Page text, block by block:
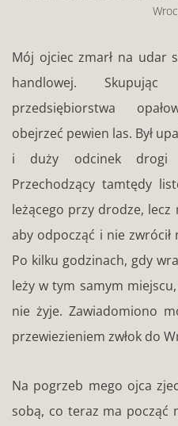
Mój ojciec zmarł na udar
handlowej.
przedsiębiorstwa
obejrzeć pewien las. Był
i duży odcinek drogi
Przechodzący tamtędy
leżącego przy drodze, lecz
aby odpocząć i nie zwrócił
Po kilku godzinach, gdy
leży w tym samym
nie żyje. Zawiadomiono
przewiezieniem zwłok do
Na pogrzeb mego ojca
sobą, co teraz ma począć